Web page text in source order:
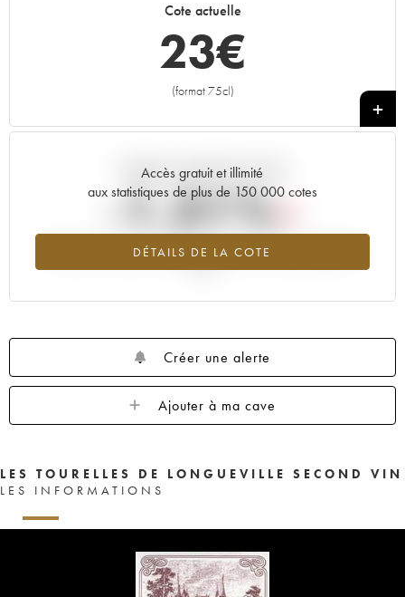
1999
1994
Cote actuelle
23€
(format 75cl)
+
Accès gratuit et illimité
aux statistiques de plus de 150 000 cotes
DÉTAILS DE LA COTE
Tendance actuelle de la cote
-1.31%
Tendance à la baisse du millésime 2001 en 2026 par rapport à
Créer une alerte
Ajouter à ma cave
LES TOURELLES DE LONGUEVILLE SECOND VIN
LES INFORMATIONS